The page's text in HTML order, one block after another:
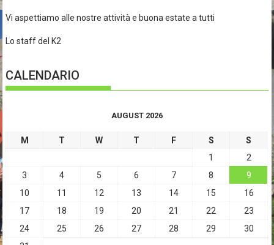
Vi aspettiamo alle nostre attività e buona estate a tutti
Lo staff del K2
CALENDARIO
AUGUST 2026
M T W T F S
S
1
2
3
4 5 6 7 8
9
10
11 12 13 14 15
16
17
18 19 20 21 22
23
24
25 26 27 28 29
30